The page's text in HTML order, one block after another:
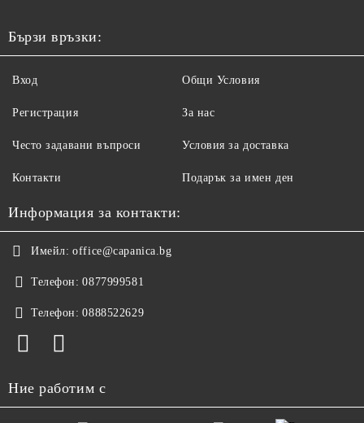
Бързи връзки:
Вход
Регистрация
Често задавани въпроси
Контакти
Общи Условия
За нас
Условия за доставка
Подарък за имен ден
Информация за контакти:
Имейл: office@capanica.bg
Телефон: 0877999581
Телефон: 0888522629
Ние работим с